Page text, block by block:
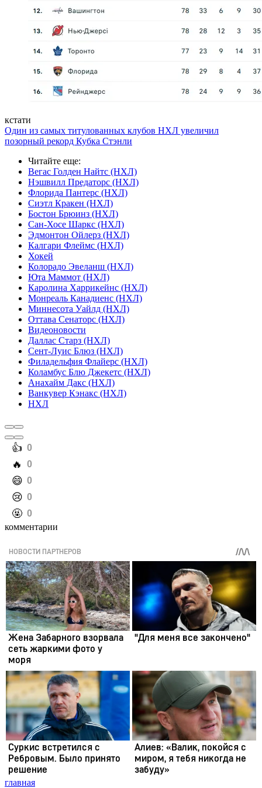
кстати
Один из самых титулованных клубов НХЛ увеличил
позорный рекорд Кубка Стэнли
Читайте еще:
Вегас Голден Найтс (НХЛ)
Нэшвилл Предаторс (НХЛ)
Флорида Пантерс (НХЛ)
Сиэтл Кракен (НХЛ)
Бостон Брюинз (НХЛ)
Сан-Хосе Шаркс (НХЛ)
Эдмонтон Ойлерз (НХЛ)
Калгари Флеймс (НХЛ)
Хокей
Колорадо Эвеланш (НХЛ)
Юта Маммот (НХЛ)
Каролина Харрикейнс (НХЛ)
Монреаль Канадиенс (НХЛ)
Миннесота Уайлд (НХЛ)
Оттава Сенаторс (НХЛ)
Видеоновости
Даллас Старз (НХЛ)
Сент-Луис Блюз (НХЛ)
Филадельфия Флайерс (НХЛ)
Коламбус Блю Джекетс (НХЛ)
Анахайм Дакс (НХЛ)
Ванкувер Кэнакс (НХЛ)
НХЛ
️👍 0
️🔥 0
️😄 0
️😢 0
️🤬 0
комментарии
главная